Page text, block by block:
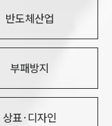
반도체산업
부패방지
상표·디자인